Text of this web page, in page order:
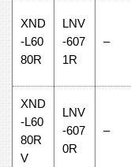
XND
-L60
80R
LNV
-607
1R
–
XND
-L60
80R
V
LNV
-607
0R
–